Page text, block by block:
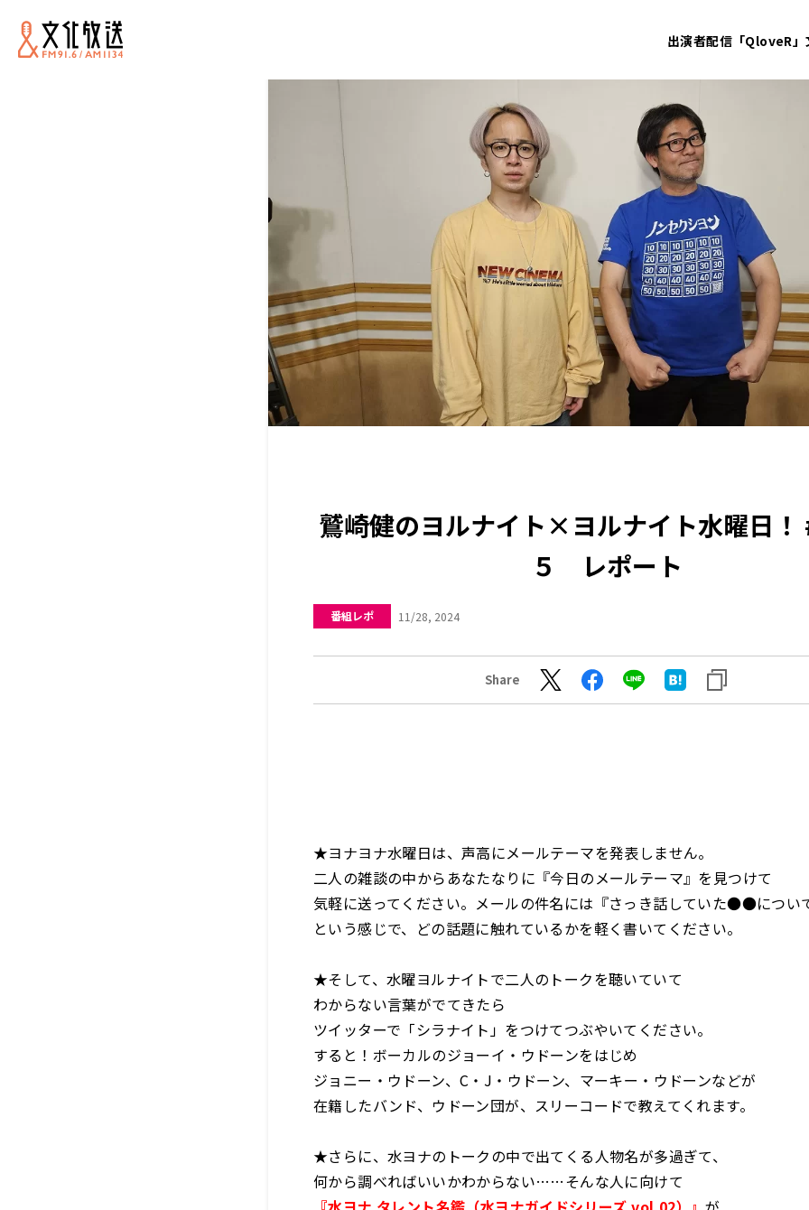
出演者配信「QloveR」
鷲崎健のヨルナイト×ヨルナイト水曜日！
５ レポート
番組レポ 11/28, 2024
Share
★ヨナヨナ水曜日は、声高にメールテーマを発表しません。
二人の雑談の中からあなたなりに『今日のメールテーマ』を見つけて
気軽に送ってください。メールの件名には『さっき話していた●●につい
という感じで、どの話題に触れているかを軽く書いてください。
★そして、水曜ヨルナイトで二人のトークを聴いていて
わからない言葉がでてきたら
ツイッターで「シラナイト」をつけてつぶやいてください。
すると！ボーカルのジョーイ・ウドーンをはじめ
ジョニー・ウドーン、C・J・ウドーン、マーキー・ウドーンなどが
在籍したバンド、ウドーン団が、スリーコードで教えてくれます。
★さらに、水ヨナのトークの中で出てくる人物名が多過ぎて、
何から調べればいいかわからない……そんな人に向けて